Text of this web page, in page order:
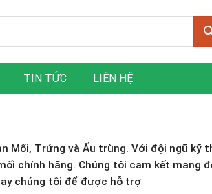
TIN TỨC LIÊN HỆ
Trứng và Ấu trùng. Với đội ngũ kỹ
chính hãng. Chúng tôi cam kết mang
chúng tôi để được hỗ trợ